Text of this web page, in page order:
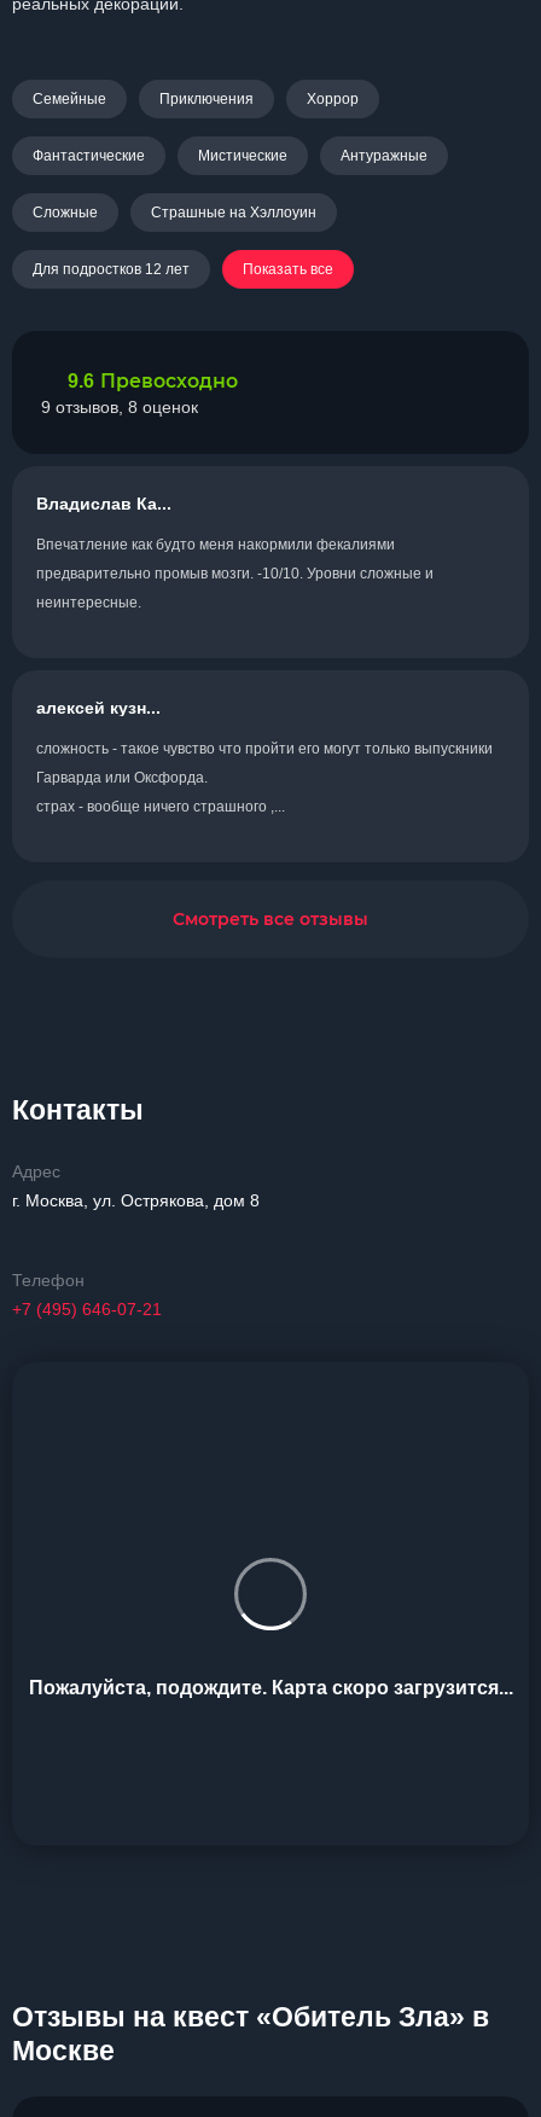
Семейные Приключения Хоррор
Фантастические Мистические Антуражные
Сложные Страшные на Хэллоуин
Для подростков 12 лет Показать все
9.6 Превосходно
9 отзывов, 8 оценок
Владислав Ка...
Впечатление как будто меня накормили фекалиями
предварительно промыв мозги. -10/10. Уровни сложные и
неинтересные.
алексей кузн...
сложность - такое чувство что пройти его могут только выпускники
Гарварда или Оксфорда.
страх - вообще ничего страшного ,...
Смотреть все отзывы
Контакты
Адрес
г. Москва, ул. Острякова, дом 8
Телефон
+7 (495) 646-07-21
Пожалуйста, подождите. Карта скоро загрузится...
Отзывы на квест «Обитель Зла» в
Москве